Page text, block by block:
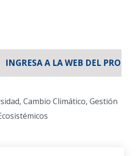
INGRESA A LA WEB DEL
, Cambio Climático, Gestión